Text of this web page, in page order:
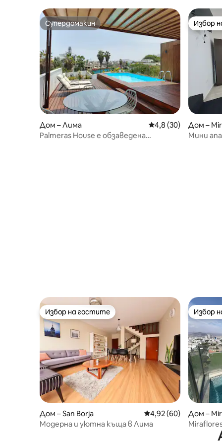
Супердомакин
Супердомакин
Дом – Лима Средна оценка: 4,8
4,8 (30)
Palmeras House е обзаведена
Избор
Избор
Дом –
Мини
Избор на гостите
Избор на гостите
Дом – San Borja Средна оценка: 4,92
4,92 (60)
Модерна и уютна къща в Лима
Избор
Избор
Дом –